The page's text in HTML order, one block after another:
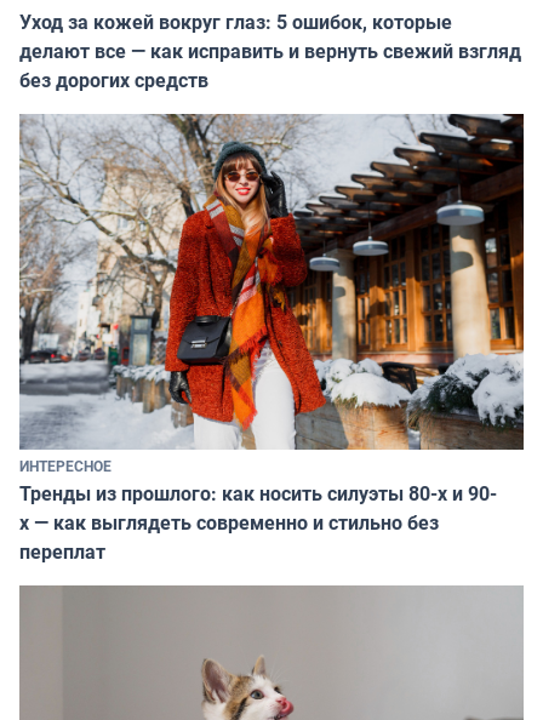
Уход за кожей вокруг глаз: 5 ошибок, которые
делают все — как исправить и вернуть свежий взгляд
без дорогих средств
ИНТЕРЕСНОЕ
Тренды из прошлого: как носить силуэты 80-х и 90-
х — как выглядеть современно и стильно без
переплат